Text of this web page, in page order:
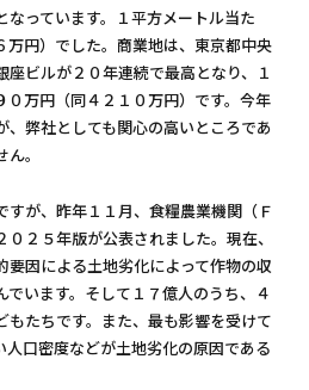
っています。１平方メートル当た
万円）でした。商業地は、東京都中央
ビルが２０年連続で最高となり、１
０万円（同４２１０万円）です。今年
、弊社としても関心の高いところであ
。
が、昨年１１月、食糧農業機関（Ｆ
２５年版が公表されました。現在、
要因による土地劣化によって作物の収
います。そして１７億人のうち、４
もたちです。また、最も影響を受けて
人口密度などが土地劣化の原因である